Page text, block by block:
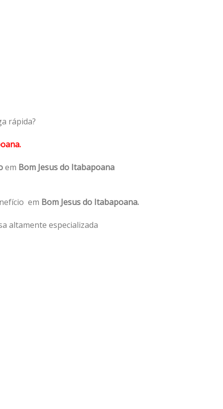
rápida?
em Bom Jesus do Itabapoana
em Bom Jesus do Itabapoana.
altamente especializada